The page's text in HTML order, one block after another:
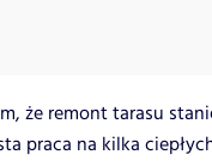
że remont tarasu
praca na kilka